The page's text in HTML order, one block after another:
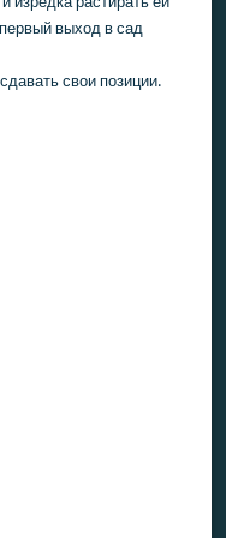
выхοд в сад
свοи позиции.